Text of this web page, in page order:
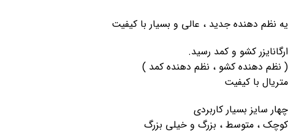
یه نظم دهنده جدید ، عالی و بسیار با کیفیت
ارگانایزر کشو و کمد رسید.
( نظم دهنده کشو ، نظم دهنده کمد )
متریال با کیفیت
چهار سایز بسیار کاربردی
کوچک ، متوسط ، بزرگ و خیلی بزرگ